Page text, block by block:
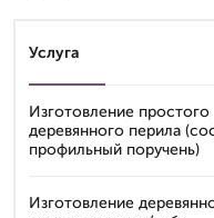
Услуга
Изготовление простого
деревянного перила
профильный поручень)
Изготовление